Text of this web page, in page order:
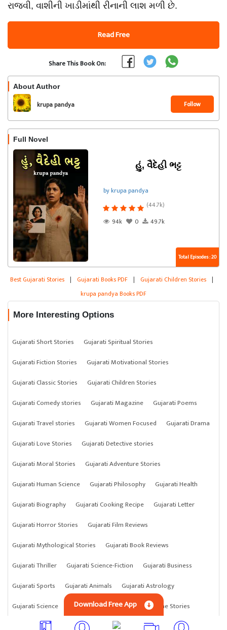
રાજવી, વાશીની ખાડીમાંથી રીનાની લાશ મળી છે.
Read Free
Share This Book On:
About Author
krupa pandya Follow
Full Novel
હું, વૈદેહી ભટ્ટ
by krupa pandya
(44.7k)
94k
0 49.7k
Total Episodes : 20
Best Gujarati Stories | Gujarati Books PDF | Gujarati Children Stories |
krupa pandya Books PDF
More Interesting Options
Gujarati Short Stories
Gujarati Spiritual Stories
Gujarati Fiction Stories
Gujarati Motivational Stories
Gujarati Classic Stories
Gujarati Children Stories
Gujarati Comedy stories
Gujarati Magazine
Gujarati Poems
Gujarati Travel stories
Gujarati Women Focused
Gujarati Drama
Gujarati Love Stories
Gujarati Detective stories
Gujarati Moral Stories
Gujarati Adventure Stories
Gujarati Human Science
Gujarati Philosophy
Gujarati Health
Gujarati Biography
Gujarati Cooking Recipe
Gujarati Letter
Gujarati Horror Stories
Gujarati Film Reviews
Gujarati Mythological Stories
Gujarati Book Reviews
Gujarati Thriller
Gujarati Science-Fiction
Gujarati Business
Gujarati Sports
Gujarati Animals
Gujarati Astrology
Gujarati Science
Gujarati Anything Gujarati Crime Stories
Download Free App